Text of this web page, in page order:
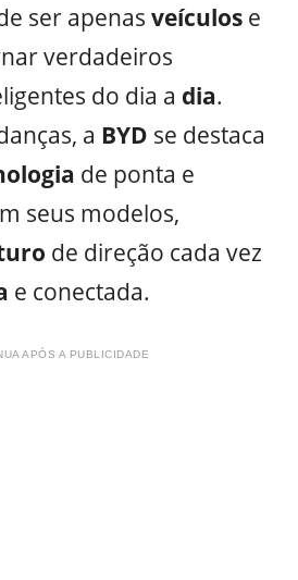
ser apenas veículos e
verdadeiros
do dia a dia.
a BYD se destaca
de ponta e
seus modelos,
de direção cada vez
e conectada.
APÓS A PUBLICIDADE